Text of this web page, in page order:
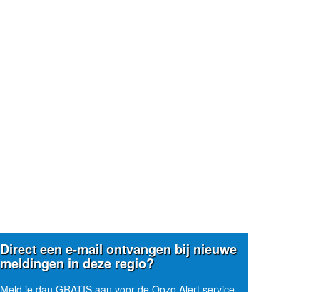
Direct een e-mail ontvangen bij nieuwe
meldingen in deze regio?
Meld je dan GRATIS aan voor de Oozo Alert service